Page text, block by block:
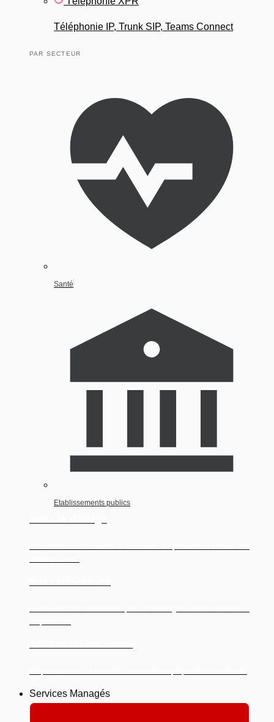
Téléphonie IP, Trunk SIP, Teams Connect
PAR SECTEUR
Santé
Etablissements publics
Services Managés